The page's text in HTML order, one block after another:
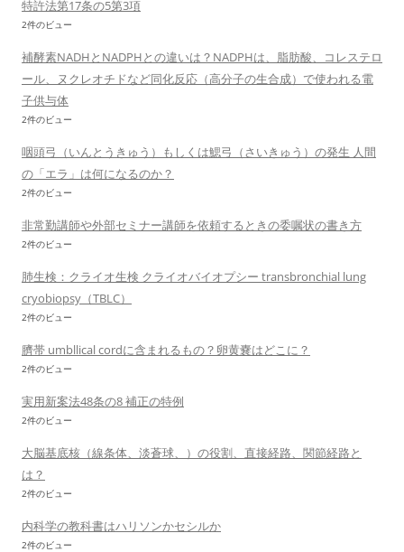
特許法第17条の5第3項
2件のビュー
補酵素NADHとNADPHとの違いは？NADPHは、脂肪酸、コレステロ
ール、ヌクレオチドなど同化反応（高分子の生合成）で使われる電
子供与体
2件のビュー
咽頭弓（いんとうきゅう）もしくは鰓弓（さいきゅう）の発生 人間
の「エラ」は何になるのか？
2件のビュー
非常勤講師や外部セミナー講師を依頼するときの委嘱状の書き方
2件のビュー
肺生検：クライオ生検 クライオバイオプシー transbronchial lung
cryobiopsy（TBLC）
2件のビュー
臍帯 umbllical cordに含まれるもの？卵黄嚢はどこに？
2件のビュー
実用新案法48条の8 補正の特例
2件のビュー
大脳基底核（線条体、淡蒼球、）の役割、直接経路、関節経路と
は？
2件のビュー
内科学の教科書はハリソンかセシルか
2件のビュー